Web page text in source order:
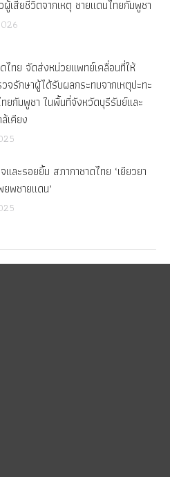
เสียชีวิตจากเหตุ ชายแดนไทยกัมพูชา
ไทย จัดส่งหน่วยแพทย์เคลื่อนที่ให้
จรักษาผู้ได้รับผลกระทบจากเหตุปะทะ
ยกัมพูชา ในพื้นที่จังหวัดบุรีรัมย์และ
เคียง
และรอยยิ้ม สภากาชาดไทย ‘เยียวยา
พชายแดน’